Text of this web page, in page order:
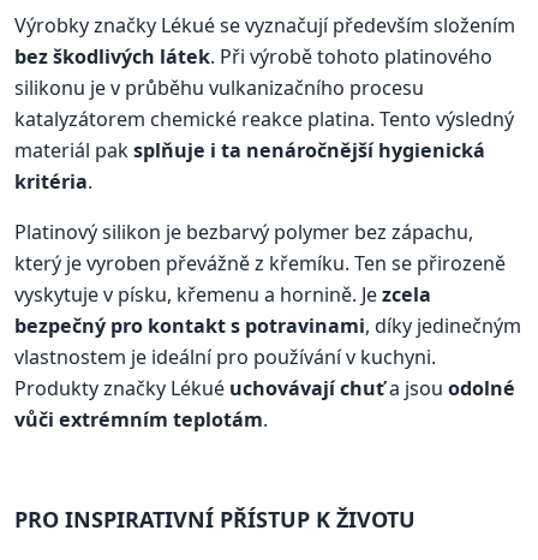
Výrobky značky Lékué se vyznačují především složením
bez škodlivých látek. Při výrobě tohoto platinového
silikonu je v průběhu vulkanizačního procesu
katalyzátorem chemické reakce platina. Tento výsledný
materiál paksplňuje i ta nenáročnější hygienická
kritéria.
Platinový silikon je bezbarvý polymer bez zápachu,
který je vyroben převážně z křemíku. Ten se přirozeně
vyskytuje v písku, křemenu a hornině. Jezcela
bezpečný pro kontakt s potravinami, díky jedinečným
vlastnostem je ideální pro používání v kuchyni.
Produkty značky Lékué uchovávají chuťa jsou odolné
vůči extrémním teplotám.
PRO INSPIRATIVNÍ PŘÍSTUP K ŽIVOTU